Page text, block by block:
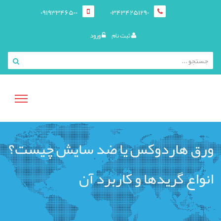
03434251290
09193346500
ثبت نام ورود
منوی
کاربری
ورق هاردوکس یا ضد سایش چیست؟
انواع گریدها و کاربرد آن